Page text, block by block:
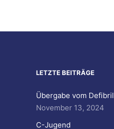
LETZTE BEITRÄGE
Übergabe vom
November 13, 2024
C-Jugend